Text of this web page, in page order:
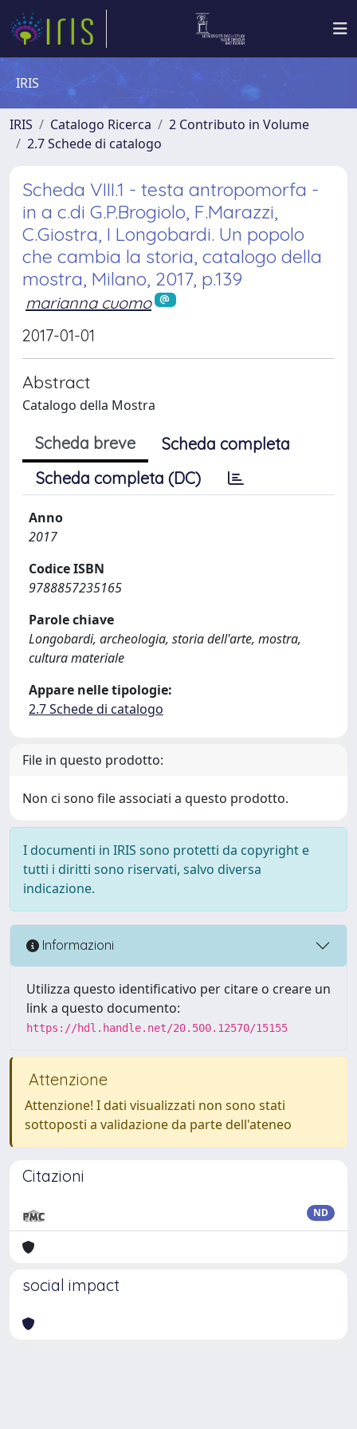
IRIS
IRIS Catalogo Ricerca
2 Contributo in Volume
2.7 Schede di catalogo
Scheda VIII.1 - testa antropomorfa -
in a c.di G.P.Brogiolo, F.Marazzi,
C.Giostra, I Longobardi. Un popolo
che cambia la storia, catalogo della
mostra, Milano, 2017, p.139
marianna cuomo
2017-01-01
Abstract
Catalogo della Mostra
Scheda breve
Scheda completa
Scheda completa (DC)
Anno
2017
Codice ISBN
9788857235165
Parole chiave
Longobardi, archeologia, storia dell'arte, mostra,
cultura materiale
Appare nelle tipologie:
2.7 Schede di catalogo
File in questo prodotto:
Non ci sono file associati a questo prodotto.
I documenti in IRIS sono protetti da copyright e
tutti i diritti sono riservati, salvo diversa
indicazione.
Informazioni
Utilizza questo identificativo per citare o creare un
link a questo documento:
https://hdl.handle.net/20.500.12570/15155
Attenzione
Attenzione! I dati visualizzati non sono stati
sottoposti a validazione da parte dell'ateneo
Citazioni
ND
social impact